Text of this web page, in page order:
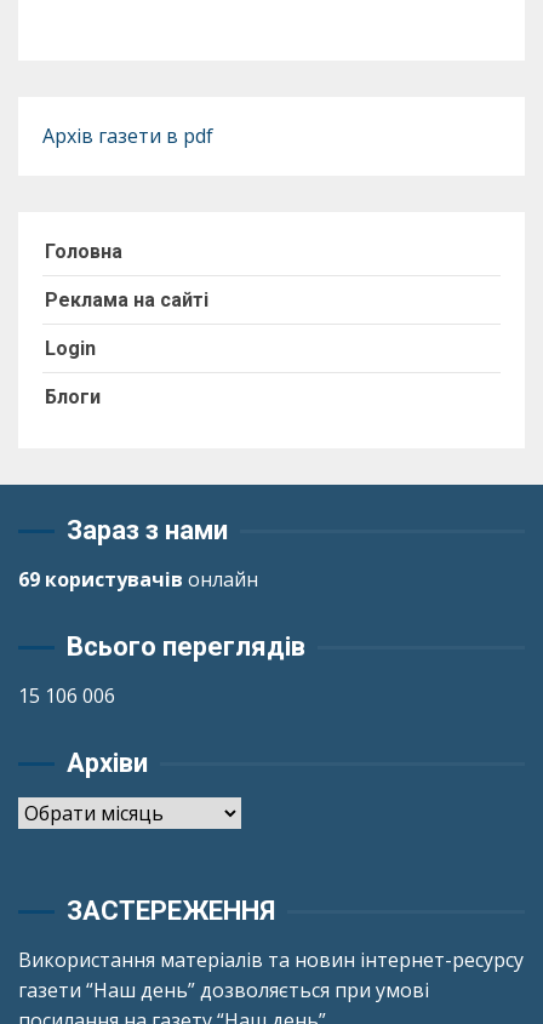
Архів газети в pdf
Головна
Реклама на сайті
Login
Блоги
Зараз з нами
69 користувачів онлайн
Всього переглядів
15 106 006
Архіви
Архіви
ЗАСТЕРЕЖЕННЯ
Використання матеріалів та новин інтернет-ресурсу
газети “Наш день” дозволяється при умові